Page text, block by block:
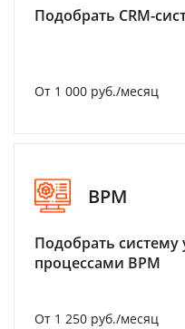
Подобрать CRM-
От 1 000 руб./месяц
BPM
Подобрать систему
процессами BPM
От 1 250 руб./месяц